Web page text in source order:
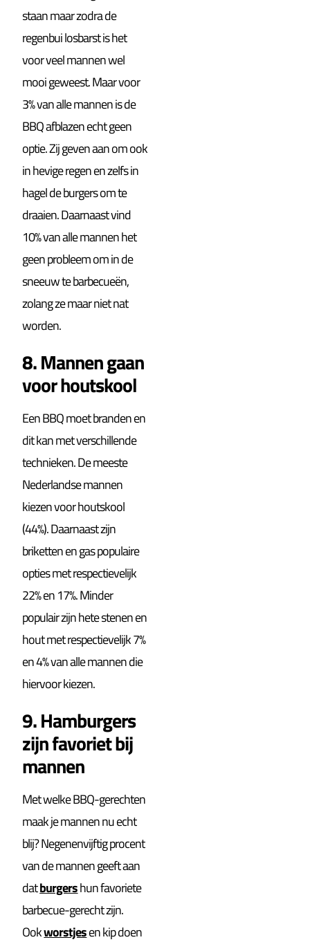
staan maar zodra de
regenbui losbarst is het
voor veel mannen wel
mooi geweest. Maar voor
3% van alle mannen is de
BBQ afblazen echt geen
optie. Zij geven aan om ook
in hevige regen en zelfs in
hagel de burgers om te
draaien. Daarnaast vind
10% van alle mannen het
geen probleem om in de
sneeuw te barbecueën,
zolang ze maar niet nat
worden.
8. Mannen gaan
voor houtskool
Een BBQ moet branden en
dit kan met verschillende
technieken. De meeste
Nederlandse mannen
kiezen voor houtskool
(44%). Daarnaast zijn
briketten en gas populaire
opties met respectievelijk
22% en 17%. Minder
populair zijn hete stenen en
hout met respectievelijk 7%
en 4% van alle mannen die
hiervoor kiezen.
9. Hamburgers
zijn favoriet bij
mannen
Met welke BBQ-gerechten
maak je mannen nu echt
blij? Negenenvijftig procent
van de mannen geeft aan
datburgershun favoriete
barbecue-gerecht zijn.
Ookworstjesen kip doen